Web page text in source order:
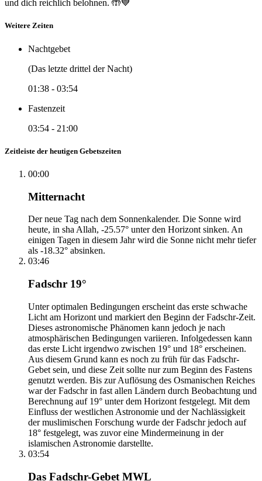
und dich reichlich belohnen. 🤲💙
Weitere Zeiten
Nachtgebet
(Das letzte drittel der Nacht)
01:38 - 03:54
Fastenzeit
03:54 - 21:00
Zeitleiste der heutigen Gebetszeiten
00:00
Mitternacht
Der neue Tag nach dem Sonnenkalender. Die Sonne wird
heute, in sha Allah, -25.57° unter den Horizont sinken. An
einigen Tagen in diesem Jahr wird die Sonne nicht mehr tiefer
als -18.32° absinken.
03:46
Fadschr 19°
Unter optimalen Bedingungen erscheint das erste schwache
Licht am Horizont und markiert den Beginn der Fadschr-Zeit.
Dieses astronomische Phänomen kann jedoch je nach
atmosphärischen Bedingungen variieren. Infolgedessen kann
das erste Licht irgendwo zwischen 19° und 18° erscheinen.
Aus diesem Grund kann es noch zu früh für das Fadschr-
Gebet sein, und diese Zeit sollte nur zum Beginn des Fastens
genutzt werden. Bis zur Auflösung des Osmanischen Reiches
war der Fadschr in fast allen Ländern durch Beobachtung und
Berechnung auf 19° unter dem Horizont festgelegt. Mit dem
Einfluss der westlichen Astronomie und der Nachlässigkeit
der muslimischen Forschung wurde der Fadschr jedoch auf
18° festgelegt, was zuvor eine Mindermeinung in der
islamischen Astronomie darstellte.
03:54
Das Fadschr-Gebet MWL